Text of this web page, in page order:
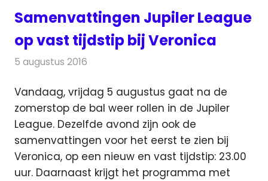
Samenvattingen Jupiler League
op vast tijdstip bij Veronica
5 augustus 2016
Vandaag, vrijdag 5 augustus gaat na de
zomerstop de bal weer rollen in de Jupiler
League. Dezelfde avond zijn ook de
samenvattingen voor het eerst te zien bij
Veronica, op een nieuw en vast tijdstip: 23.00
uur. Daarnaast krijgt het programma met